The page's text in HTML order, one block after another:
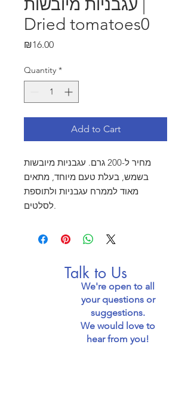
עגבניות מיובשות |
Dried tomatoes0
₪16.00Price
Quantity *
Add to Cart
מחיר ל-200 גרם. עגבניות מיובשות
בשמש, בעלת טעם מיוחד, מתאים
מאוד לממרח עגבניות ולתוספת
לסלטים.
We're open to all
your questions or
suggestions.
We would love to
hear from you!
Talk to Us